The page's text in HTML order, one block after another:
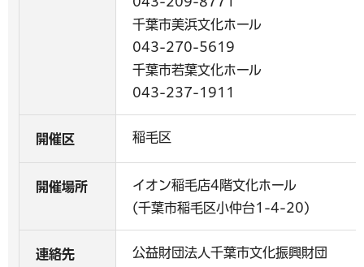
千葉市美浜文化ホール
043-270-5619
千葉市若葉文化ホール
043-237-1911
開催区 稲毛区
開催場所
イオン稲毛店4階文化ホール
(千葉市稲毛区小仲台1-4-20)
連絡先
公益財団法人千葉市文化振興財団